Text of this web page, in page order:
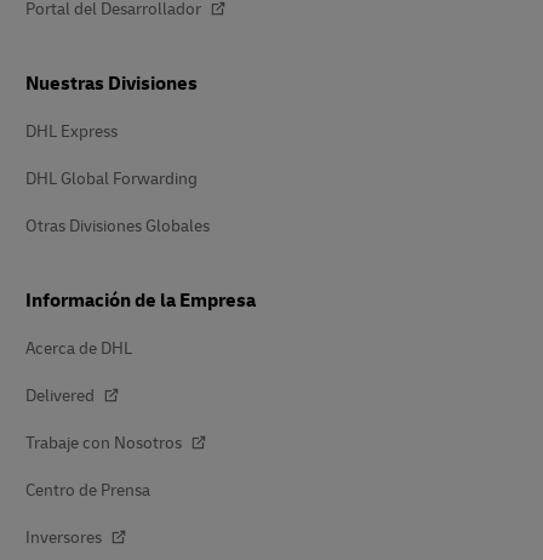
Portal del Desarrollador
Nuestras Divisiones
DHL Express
DHL Global Forwarding
Otras Divisiones Globales
Información de la Empresa
Acerca de DHL
Delivered
Trabaje con Nosotros
Centro de Prensa
Inversores